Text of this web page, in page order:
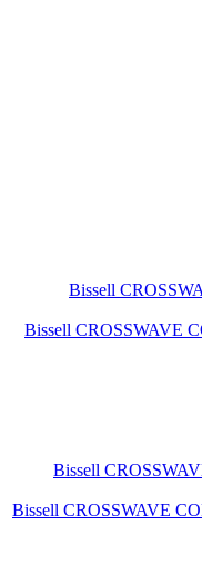
Bissell CROSSWAVE
Bissell CROSSWAVE